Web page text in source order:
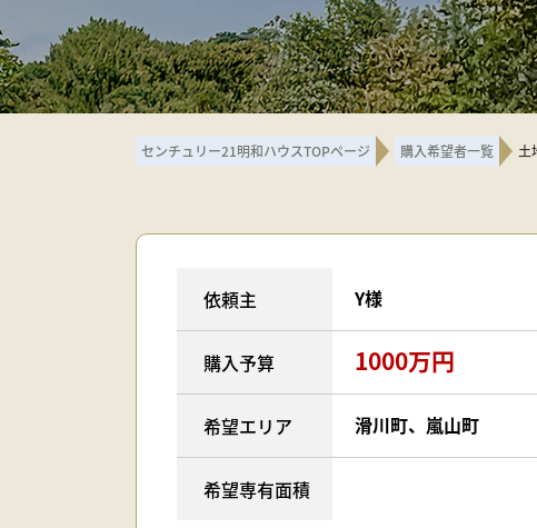
センチュリー21明和ハウスTOPページ 購入希望者一覧 土
依頼主 Y様
購入予算 1000万円
希望エリア 滑川町、嵐山町
希望専有面積